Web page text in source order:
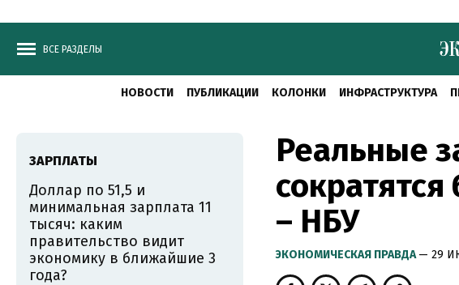
ВСЕ РАЗДЕЛЫ
НОВОСТИ ПУБЛИКАЦИИ КОЛОНКИ ИНФРАСТРУКТУРА
Реальные
– НБУ
ЭКОНОМИЧЕСКАЯ ПРАВДА— 29
ЗАРПЛАТЫ
Доллар по 51,5 и
минимальная зарплата 11
тысяч: каким
правительство видит
экономику в ближайшие 3
года?